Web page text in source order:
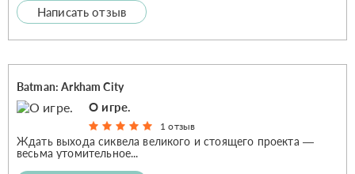
Написать отзыв
Batman: Arkham City
О игре.
1 отзыв
Ждать выхода сиквела великого и стоящего проекта —
весьма утомительное...